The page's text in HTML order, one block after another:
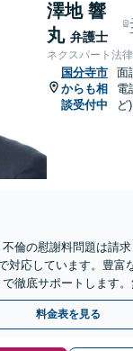
澤地 響
丸 弁護士
ネクスパート法
国分寺市
からも相
談受付中
面
電
ど
不倫の慰謝料問題は請
対応しています。豊富
徹底サポートします
ので安心してご相談
料金表を見る